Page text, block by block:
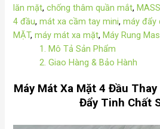
lăn mặt,chống thâm quần mắt,
4 đầu,mát xa cầm tay mini,máy đẩy
MẶT,máy mát xa mặt,Máy Rung
1. Mô Tả Sản Phẩm
2. Giao Hàng & Bảo Hành
Máy Mát Xa Mặt 4 Đầu
Đẩy Tinh Chất